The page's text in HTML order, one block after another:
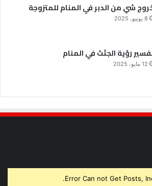
شي من الدبر في المنام للمتزوجة
8 يونيو، 2025
رؤية الجثث في المنام
12 مايو، 2025
Error Can not Get Posts,